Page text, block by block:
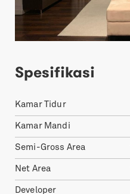
Spesifikasi
Kamar Tidur
Kamar Mandi
Semi-Gross Area
Net Area
Developer